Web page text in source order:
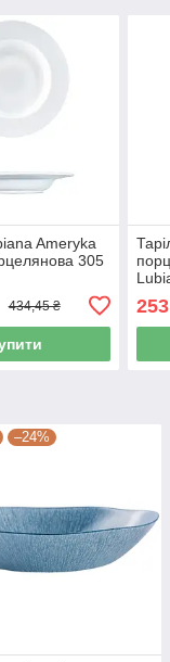
Ameryka
305
434,45 ₴
–24%